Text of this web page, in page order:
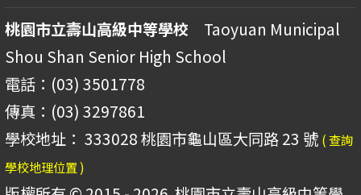
桃園市立壽山高級中等學校 Taoyuan Municipal
Shou Shan Senior High School
電話：(03) 3501778
傳真：(03) 3297861
學校地址： 333028 桃園市龜山區大同路 23 號 ( 查詢
學校地理位置 )